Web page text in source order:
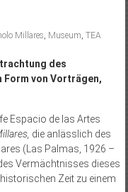
Millares Museum TEA
des
Form von Vorträgen,
Espacio de las Artes
die anlässlich des
(Las Palmas, 1926 –
Vermächtnisses dieses
Zeit zu einem